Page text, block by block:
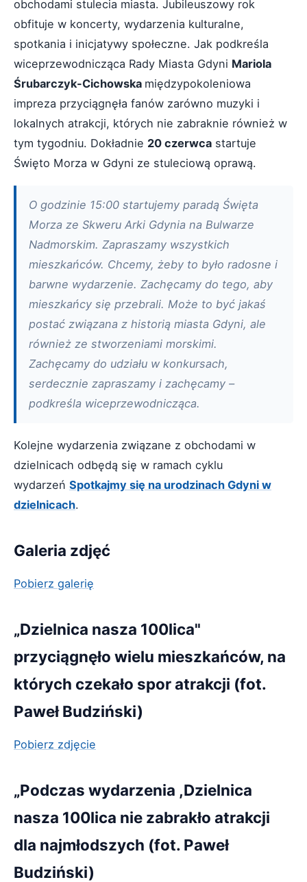
obchodami stulecia miasta. Jubileuszowy rok
obfituje w koncerty, wydarzenia kulturalne,
spotkania i inicjatywy społeczne. Jak podkreśla
wiceprzewodnicząca Rady Miasta Gdyni Mariola
Śrubarczyk-Cichowska międzypokoleniowa
impreza przyciągnęła fanów zarówno muzyki i
lokalnych atrakcji, których nie zabraknie również w
tym tygodniu. Dokładnie 20 czerwca startuje
Święto Morza w Gdyni ze stuleciową oprawą.
O godzinie 15:00 startujemy paradą Święta
Morza ze Skweru Arki Gdynia na Bulwarze
Nadmorskim. Zapraszamy wszystkich
mieszkańców. Chcemy, żeby to było radosne i
barwne wydarzenie. Zachęcamy do tego, aby
mieszkańcy się przebrali. Może to być jakaś
postać związana z historią miasta Gdyni, ale
również ze stworzeniami morskimi.
Zachęcamy do udziału w konkursach,
serdecznie zapraszamy i zachęcamy –
podkreśla wiceprzewodnicząca.
Kolejne wydarzenia związane z obchodami w
dzielnicach odbędą się w ramach cyklu
wydarzeń Spotkajmy się na urodzinach Gdyni w
dzielnicach.
Galeria zdjęć
Pobierz galerię
„Dzielnica nasza 100lica"
przyciągnęło wielu mieszkańców, na
których czekało spor atrakcji (fot.
Paweł Budziński)
Pobierz zdjęcie
„Podczas wydarzenia ,Dzielnica
nasza 100lica nie zabrakło atrakcji
dla najmłodszych (fot. Paweł
Budziński)